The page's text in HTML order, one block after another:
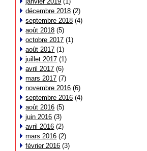
décembre 2018 (2)
septembre 2018 (4)
août 2018 (5)
octobre 2017 (1)
août 2017 (1)
juillet 2017 (1)
avril 2017 (6)
mars 2017 (7)
novembre 2016 (6)
septembre 2016 (4)
août 2016 (5)
juin 2016 (3)
avril 2016 (2)
mars 2016 (2)
février 2016 (3)